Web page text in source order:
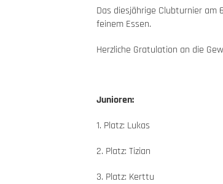
Das diesjährige Clubturnier am
feinem Essen.
Herzliche Gratulation an die
Junioren:
1. Platz: Lukas
2. Platz: Tizian
3. Platz: Kerttu